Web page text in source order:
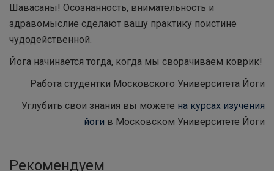
Шавасаны! Осознанность, внимательность и
здравомыслие сделают вашу практику поистине
чудодейственной.
Йога начинается тогда, когда мы сворачиваем коврик!
Работа студентки Московского Университета Йоги
Углубить свои знания вы можете на курсах изучения
йоги в Московском Университете Йоги
Рекомендуем